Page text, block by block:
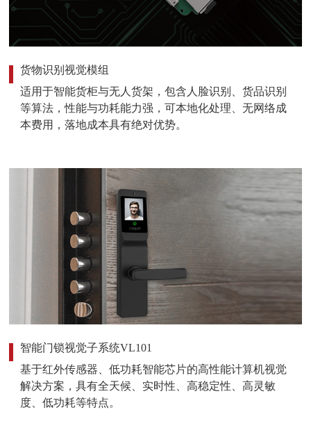
货物识别视觉模组
适用于智能货柜与无人货架，包含人脸识别、货品识别
等算法，性能与功耗能力强，可本地化处理、无网络成
本费用，落地成本具有绝对优势。
智能门锁视觉子系统VL101
基于红外传感器、低功耗智能芯片的高性能计算机视觉
解决方案，具有全天候、实时性、高稳定性、高灵敏
度、低功耗等特点。